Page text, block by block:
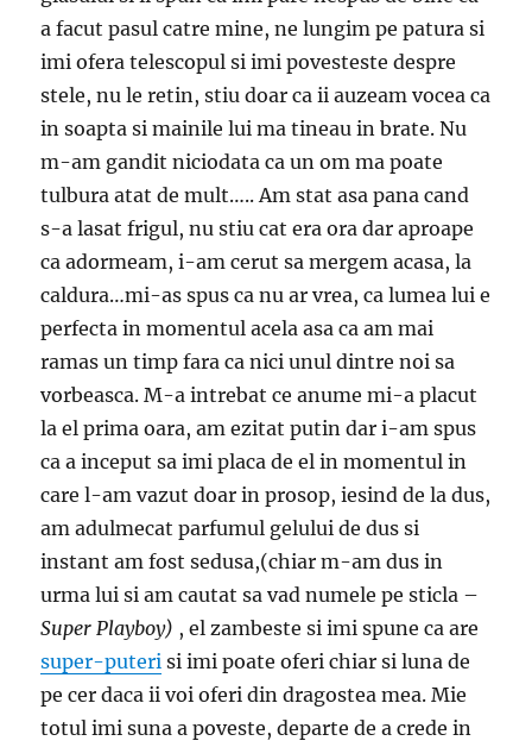
a facut pasul catre mine, ne lungim pe patura si
imi ofera telescopul si imi povesteste despre
stele, nu le retin, stiu doar ca ii auzeam vocea ca
in soapta si mainile lui ma tineau in brate. Nu
m-am gandit niciodata ca un om ma poate
tulbura atat de mult….. Am stat asa pana cand
s-a lasat frigul, nu stiu cat era ora dar aproape
ca adormeam, i-am cerut sa mergem acasa, la
caldura…mi-as spus ca nu ar vrea, ca lumea lui e
perfecta in momentul acela asa ca am mai
ramas un timp fara ca nici unul dintre noi sa
vorbeasca. M-a intrebat ce anume mi-a placut
la el prima oara, am ezitat putin dar i-am spus
ca a inceput sa imi placa de el in momentul in
care l-am vazut doar in prosop, iesind de la dus,
am adulmecat parfumul gelului de dus si
instant am fost sedusa,(chiar m-am dus in
urma lui si am cautat sa vad numele pe sticla –
Super Playboy) , el zambeste si imi spune ca are
super-puteri si imi poate oferi chiar si luna de
pe cer daca ii voi oferi din dragostea mea. Mie
totul imi suna a poveste, departe de a crede in